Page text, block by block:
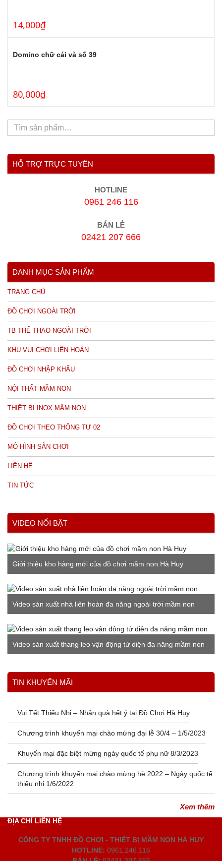
14,000₫
Domino chữ cái và số 39
80,000₫
HỖ TRỢ TRỰC TUYẾN
HOTLINE
0961 246 116
BÁN LẺ
02421 207 666
DANH MỤC SẢN PHẨM
TRANG CHỦ
ĐỒ CHƠI NGOÀI TRỜI
TB THỂ THAO NGOÀI TRỜI
KHU VUI CHƠI LIÊN HOÀN
ĐỒ CHƠI NHẬP KHẨU
NỘI THẤT MẦM NON
THIẾT BỊ INOX MẦM NON
ĐỒ CHƠI THEO THÔNG TƯ 02
MÔ HÌNH SÂN CHƠI
LIÊN HỆ
TIN TỨC
VIDEO NỔI BẬT
Giới thiệu kho hàng mới của đồ chơi mầm non Hà Huy
Video sản xuất nhà liên hoàn đa năng ngoài trời mầm non
Video sản xuất thang leo vận động tứ diện đa năng mầm non
Xem thêm
TIN KHUYẾN MÃI
Vui Tết Thiếu Nhi – Nhận quà hết ý tại Đồ Chơi Hà Huy
Chương trình khuyến mại chào mừng đại lễ 30/4 – 1/5/2023
Khuyến mại đặc biệt mừng ngày quốc tế phụ nữ 8/3/2023
Chương trình khuyến mại chào mừng hè 2022 – Ngày quốc tế
thiếu nhi 1/6/2022
Xem thêm
ĐỊA CHỈ LIÊN HỆ
CÔNG TY TNHH ĐỒ CHƠI - THIẾT BỊ MẦM NON HÀ HUY
HOTLINE: 0961.246.116